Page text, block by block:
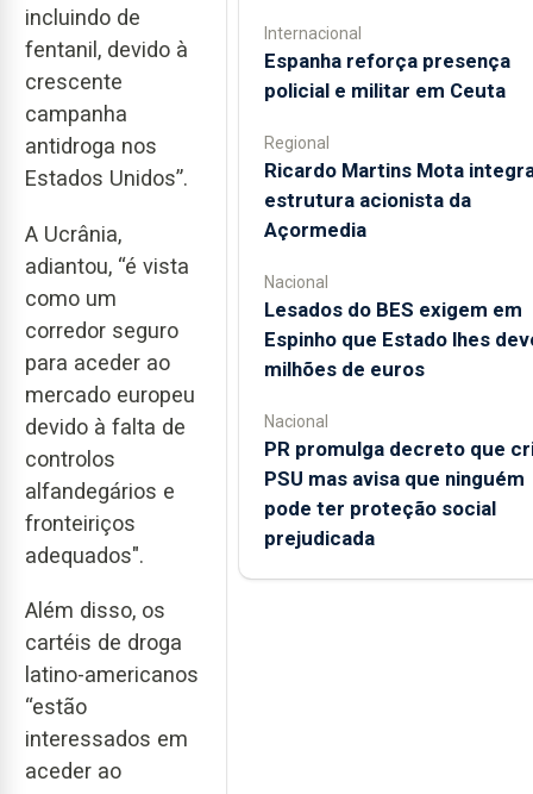
incluindo de
fentanil, devido à
crescente
campanha
antidroga nos
Estados Unidos”.
A Ucrânia,
adiantou, “é vista
como um
corredor seguro
para aceder ao
mercado europeu
devido à falta de
controlos
alfandegários e
fronteiriços
adequados".
Além disso, os
cartéis de droga
latino-americanos
“estão
interessados ​​em
aceder ao
Internacional
Espanha reforça presença
policial e militar em Ceuta
Regional
Ricardo Martins Mota
estrutura acionista da
Açormedia
Nacional
Lesados do BES exigem em
Espinho que Estado lhes
milhões de euros
Nacional
PR promulga decreto que
PSU mas avisa que ninguém
pode ter proteção social
prejudicada